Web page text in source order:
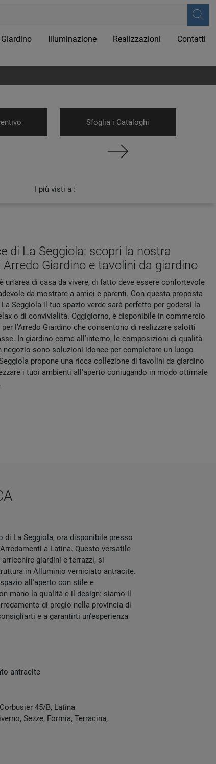
Illuminazione Realizzazioni Contatti
Sfoglia i Cataloghi
I più visti a :
di La Seggiola: scopri la nostra
Arredo Giardino e tavolini da giardino
un’area di casa da vivere, di fatto deve essere confortevole
da mostrare a amici e parenti. Con questa proposta
Seggiola il tuo spazio verde sarà perfetto per godersi la
o di convivialità. Oggigiorno, è disponibile in commercio
l’Arredo Giardino che consentono di realizzare salotti
In giardino come all'interno, le composizioni di qualità
negozio sono soluzioni idonee per completare un luogo
propone una ricca collezione di tavolini da giardino
i tuoi ambienti all'aperto coniugando in modo ottimale
di La Seggiola, ora disponibile presso
a Latina. Questo versatile
giardini e terrazzi, si
in Alluminio verniciato antracite.
all'aperto con stile e
mano la qualità e il design: siamo il
di pregio nella provincia di
e a garantirti un'esperienza
antracite
45/B, Latina
Sezze, Formia, Terracina,